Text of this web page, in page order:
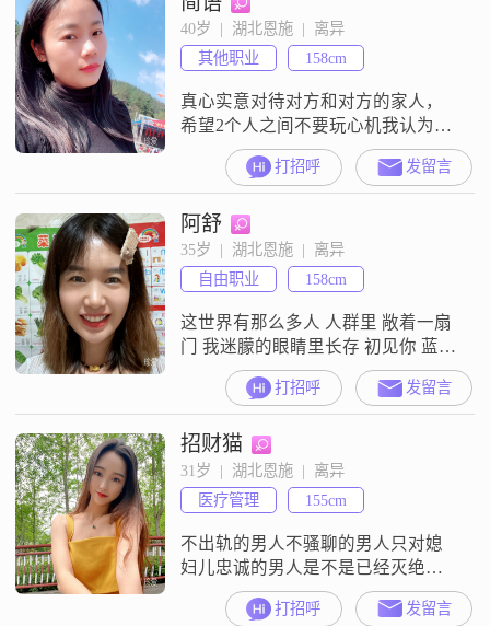
40岁  |  湖北恩施  |  离异
其他职业
158cm
真心实意对待对方和对方的家人，
希望2个人之间不要玩心机我认为两
个人过日子，性格很重要，门当户
对也很重要，我是一个独立外向的
人，不接受小白脸类型，我是一个
创业的人，如果你愿意跟我一起打
拼，可以，如果你不愿意，请你自
己有一份稳定的收入并且能为家庭
全心全意付出，你能赚到超过我的
收入，我可以是贤妻良母，如果你
的收入比我低，请你
打招呼 发留言
阿舒
35岁  |  湖北恩施  |  离异
自由职业
158cm
这世界有那么多人 人群里 敞着一扇
门 我迷朦的眼睛里长存 初见你 蓝色
清晨 这世界有那么多人 多幸运 我有
个我们 这悠长命运中的晨昏 常让我
望远方出神 灰树叶飘转在池塘 看飞
机轰的一声去远乡 光阴的长廊 脚步
声叫嚷 灯一亮 无人的空荡 晚风中闪
过 几帧从前啊 飞驰中旋转 已不见了
吗 远光中走来 你一身晴朗 身旁那么
打招呼 发留言
招财猫
31岁  |  湖北恩施  |  离异
医疗管理
155cm
不出轨的男人不骚聊的男人只对媳
妇儿忠诚的男人是不是已经灭绝
了？男人有媳妇儿也会骚聊，歪找
对不对？
打招呼 发留言